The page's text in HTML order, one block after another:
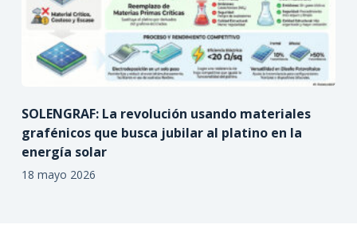
SOLENGRAF: La revolución usando materiales
grafénicos que busca jubilar al platino en la
energía solar
18 mayo 2026